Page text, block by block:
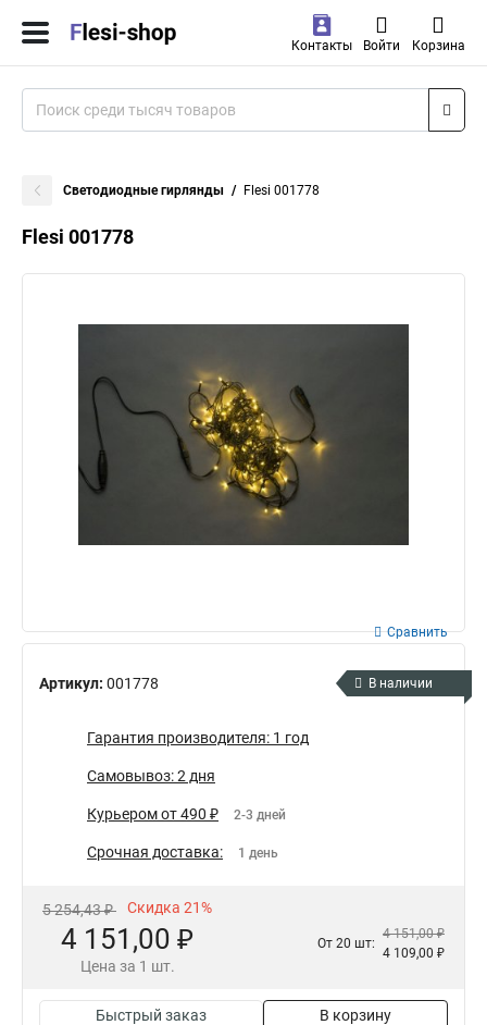
Контакты Войти Корзина
Светодиодные гирлянды Flesi 001778
Flesi 001778
Артикул: 001778
Сравнить
В наличии
Гарантия производителя: 1 год
Самовывоз: 2 дня
Курьером от 490 ₽ 2-3 дней
Срочная доставка: 1 день
5 254,43 ₽ Скидка 21%
4 151,00 ₽
Цена за 1 шт.
От 20 шт:
4 151,00 ₽
4 109,00 ₽
Быстрый заказ В корзину